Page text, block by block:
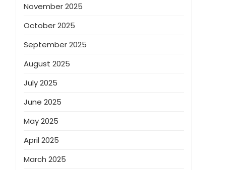
November 2025
October 2025
September 2025
August 2025
July 2025
June 2025
May 2025
April 2025
March 2025